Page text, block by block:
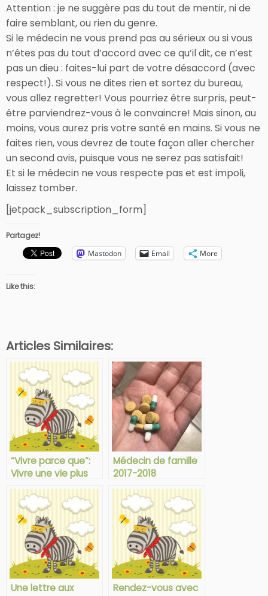
Attention : je ne suggère pas du tout de mentir, ni de
faire semblant, ou rien du genre.
Si le médecin ne vous prend pas au sérieux ou si vous
n’êtes pas du tout d’accord avec ce qu’il dit, ce n’est
pas un dieu : faites-lui part de votre désaccord (avec
respect!). Si vous ne dites rien et sortez du bureau,
vous allez regretter! Vous pourriez être surpris, peut-
être parviendrez-vous à le convaincre! Mais sinon, au
moins, vous aurez pris votre santé en mains. Si vous ne
faites rien, vous devrez de toute façon aller chercher
un second avis, puisque vous ne serez pas satisfait!
Et si le médecin ne vous respecte pas et est impoli,
laissez tomber.
[jetpack_subscription_form]
Partagez!
Mastodon
Email More
Like this:
Articles Similaires:
“Vivre parce que”:
Vivre une vie plus
remplie avec la
maladie chronique
Médecin de famille
2017-2018
Une lettre aux
Rendez-vous avec